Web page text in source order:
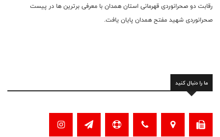
رقابت دو صحرانوردی قهرمانی استان همدان با معرفی برترین ها در پیست
صحرانوردی شهید مفتح همدان پایان یافت.
ما را دنبال کنید